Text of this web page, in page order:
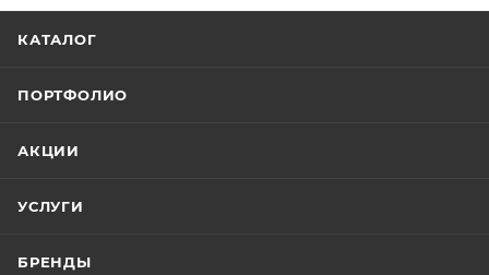
КАТАЛОГ
ПОРТФОЛИО
АКЦИИ
УСЛУГИ
БРЕНДЫ